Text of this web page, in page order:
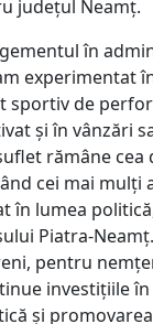
județul Neamț.
în
experimentat
sportiv de
și în vânzări
rămâne cea
cei mai mulți
în lumea
Piatra-
pentru
investițiile
și